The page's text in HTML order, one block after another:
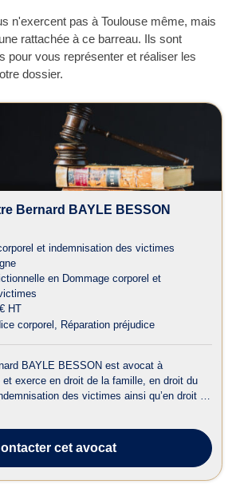
n'exercent pas à Toulouse même, mais
rattachée à ce barreau. Ils sont
pour vous représenter et réaliser les
dossier.
Bernard BAYLE BESSON
et indemnisation des victimes
en Dommage corporel et
HT
corporel Réparation préjudice
BAYLE BESSON est avocat à
et exerce en droit de la famille, en droit du
des victimes ainsi qu’en droit de
cet avocat